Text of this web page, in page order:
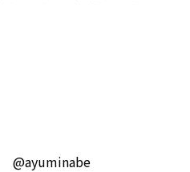
@ayuminabe